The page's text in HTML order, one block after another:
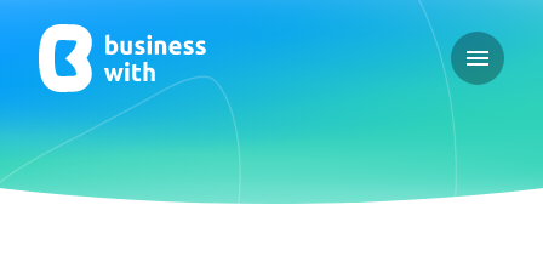
Open